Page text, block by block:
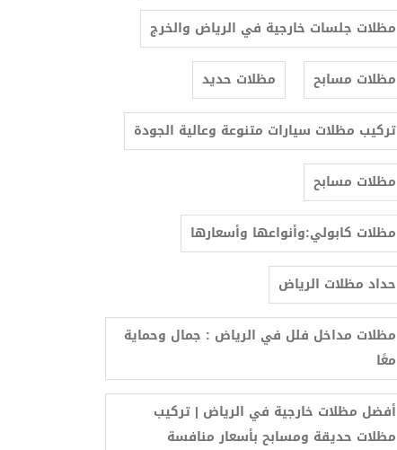
مظلات جلسات خارجية في الرياض والخرج
مظلات مسابح مظلات حديد
تركيب مظلات سيارات متنوعة وعالية الجودة
مظلات مسابح
مظلات كابولي:وأنواعها وأسعارها
حداد مظلات الرياض
مظلات مداخل فلل في الرياض : جمال وحماية
معًا
أفضل مظلات خارجية في الرياض | تركيب
مظلات حديقة ومسابح بأسعار منافسة